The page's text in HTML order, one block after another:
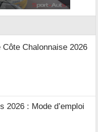
Chalonnaise 2026
2026 : Mode d’emploi